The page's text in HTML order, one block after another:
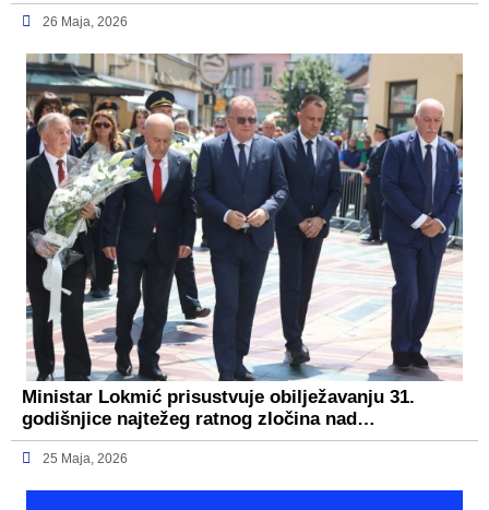
26 Maja, 2026
Ministar Lokmić prisustvuje obilježavanju 31.
godišnjice najtežeg ratnog zločina nad…
25 Maja, 2026